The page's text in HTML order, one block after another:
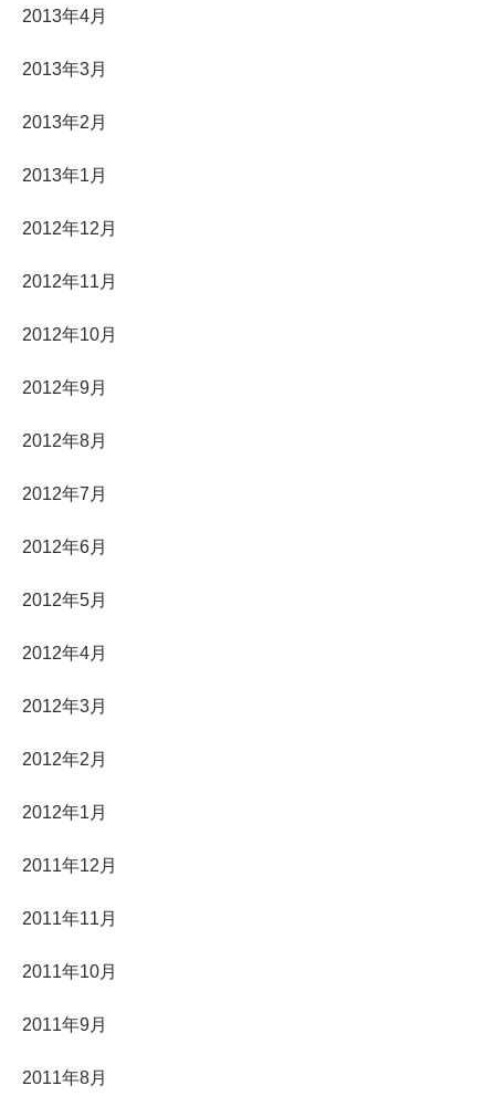
2013年4月
2013年3月
2013年2月
2013年1月
2012年12月
2012年11月
2012年10月
2012年9月
2012年8月
2012年7月
2012年6月
2012年5月
2012年4月
2012年3月
2012年2月
2012年1月
2011年12月
2011年11月
2011年10月
2011年9月
2011年8月